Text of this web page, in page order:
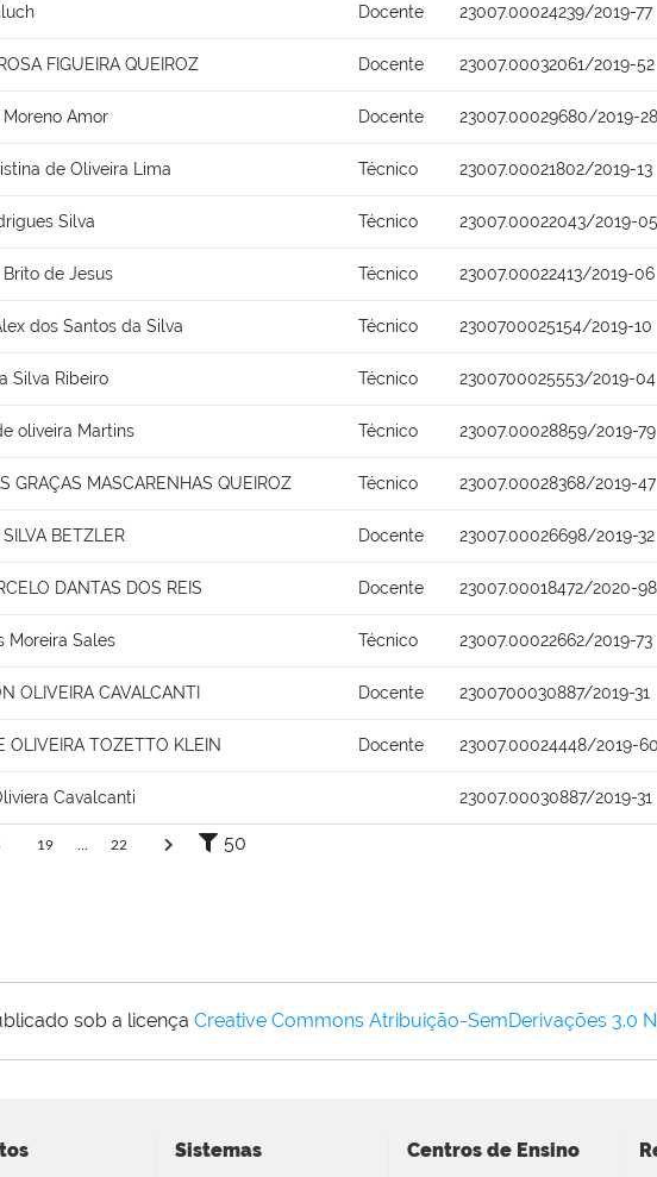
Docente 23007.00024239/2019-77
FIGUEIRA QUEIROZ Docente 23007.00032061/2019-52
Amor Docente 23007.00029680/2019-28
de Oliveira Lima Técnico 23007.00021802/2019-13
Silva Técnico 23007.00022043/2019-05
de Jesus Técnico 23007.00022413/2019-06
dos Santos da Silva Técnico 2300700025154/2019-10
Silva Ribeiro Técnico 2300700025553/2019-04
oliveira Martins Técnico 23007.00028859/2019-79
GRAÇAS MASCARENHAS QUEIROZ Técnico 23007.00028368/2019-47
BETZLER Docente 23007.00026698/2019-32
DANTAS DOS REIS Docente 23007.00018472/2020-98
Moreira Sales Técnico 23007.00022662/2019-73
OLIVEIRA CAVALCANTI Docente 2300700030887/2019-31
OLIVEIRA TOZETTO KLEIN Docente 23007.00024448/2019-60
Cavalcanti 23007.00030887/2019-31
19 22 50
sob a licença Creative Commons Atribuição-SemDerivações 3.0
Sistemas Centros de Ensino